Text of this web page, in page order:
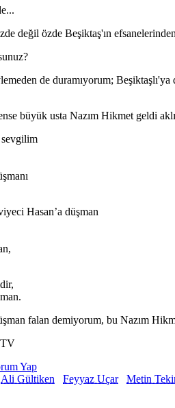
değil özde Beşiktaş'ın
de duramıyorum; Beşiktaşlı'ya
büyük usta Nazım Hikmet geldi
sevgilim
Hasan’a düşman
falan demiyorum, bu Nazım
Yap
Ali Gültiken Feyyaz Uçar Metin